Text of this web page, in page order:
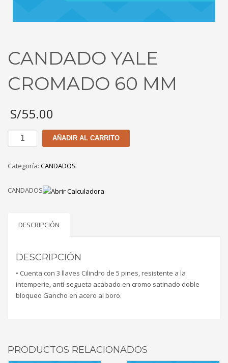
CANDADO YALE
CROMADO 60 MM
S/55.00
CANDADO
YALE
60
cantidad
AÑADIR AL CARRITO
Categoría: CANDADOS
CANDADOS
DESCRIPCIÓN
DESCRIPCIÓN
• Cuenta con 3 llaves Cilindro de 5 pines, resistente a la
intemperie, anti-segueta acabado en cromo satinado doble
bloqueo Gancho en acero al boro.
PRODUCTOS RELACIONADOS